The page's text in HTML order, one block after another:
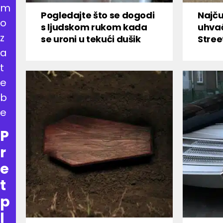
Pogledajte što se dogodi
s ljudskom rukom kada
se uroni u tekući dušik
m
o
z
a
t
e
b
e
P
r
e
t
p
l